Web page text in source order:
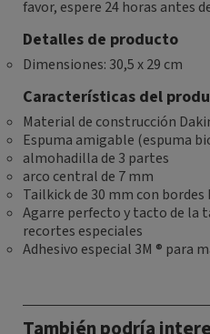
favor, espere 24 horas antes
Detalles de producto
Dimensiones: 30,5 x 29 cm
Características del
Material de construcción
Espuma amigable (espuma
almohadilla de 3 partes
arco central de 7 mm
Tailkick de 30 mm con bordes
Agarre perfecto y tacto de la
recortes especiales
Adhesivo especial 3M ® para